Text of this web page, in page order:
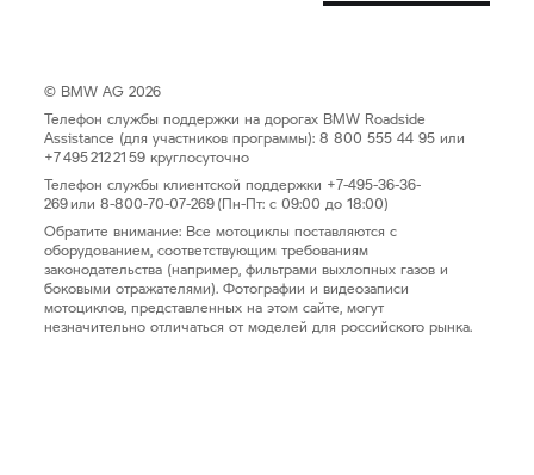
© BMW AG 2026
Телефон службы поддержки на дорогах BMW Roadside
Assistance (для участников программы): 8 800 555 44 95 или
+7 495 212 21 59 круглосуточно
Телефон службы клиентской поддержки +7-495-36-36-
269 или 8-800-70-07-269 (Пн-Пт: с 09:00 до 18:00)
Обратите внимание: Все мотоциклы поставляются с
оборудованием, соответствующим требованиям
законодательства (например, фильтрами выхлопных газов и
боковыми отражателями). Фотографии и видеозаписи
мотоциклов, представленных на этом сайте, могут
незначительно отличаться от моделей для российского рынка.